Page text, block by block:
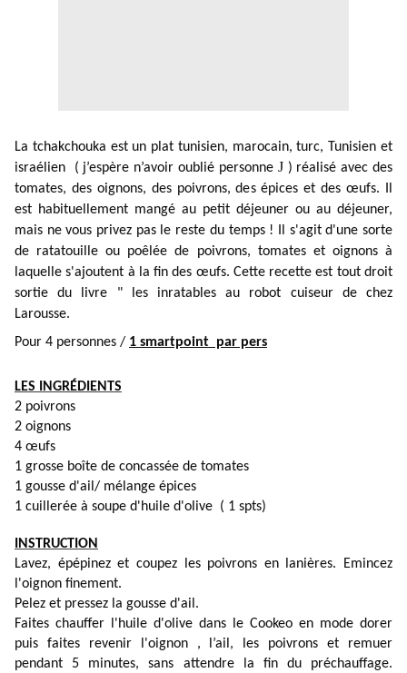
La tchakchouka est un plat tunisien, marocain, turc, Tunisien et
israélien ( j’espère n’avoir oublié personne J ) réalisé avec des
tomates, des oignons, des poivrons, des épices et des œufs. Il
est habituellement mangé au petit déjeuner ou au déjeuner,
mais ne vous privez pas le reste du temps !
Il s'agit d'une sorte
de ratatouille ou poêlée de poivrons, tomates et oignons à
laquelle s'ajoutent à la fin des œufs. Cette recette est tout droit
sortie du livre " les inratables au robot cuiseur de chez
Larousse.
Pour 4 personnes / 1 smartpoint par pers
LES INGRÉDIENTS
2 poivrons
2 oignons
4 œufs
1 grosse boîte de concassée de tomates
1 gousse d'ail/ mélange épices
1 cuillerée à soupe d'huile d'olive ( 1 spts)
INSTRUCTION
Lavez, épépinez et coupez les poivrons en lanières. Emincez
l'oignon finement.
Pelez et pressez la gousse d'ail.
Faites chauffer l'huile d'olive dans le Cookeo en mode dorer
puis faites revenir l'oignon , l’ail, les poivrons et remuer
pendant 5 minutes, sans attendre la fin du préchauffage.